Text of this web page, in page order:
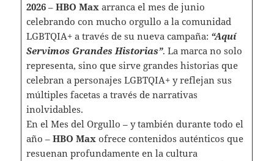
2026– HBO Maxarranca el mes de junio
celebrando con mucho orgullo a la comunidad
LGBTQIA+ a través de su nueva campaña: “Aquí
Servimos Grandes Historias”. La marca no solo
representa, sino que sirve grandes historias que
celebran a personajes LGBTQIA+ y reflejan sus
múltiples facetas a través de narrativas
inolvidables.
En el Mes del Orgullo – y también durante todo el
año – HBO Maxofrece contenidos auténticos que
resuenan profundamente en la cultura